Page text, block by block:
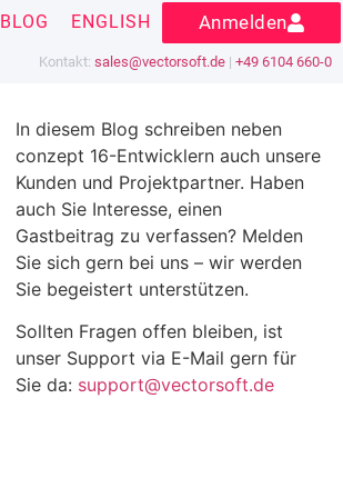
Kontakt: sales@vectorsoft.de | +49 6104 660-0
BLOG ENGLISH Anmelden
In diesem Blog schreiben neben
conzept 16-Entwicklern auch unsere
Kunden und Projektpartner. Haben
auch Sie Interesse, einen
Gastbeitrag zu verfassen? Melden
Sie sich gern bei uns – wir werden
Sie begeistert unterstützen.
Sollten Fragen offen bleiben, ist
unser Support via E-Mail gern für
Sie da: support@vectorsoft.de